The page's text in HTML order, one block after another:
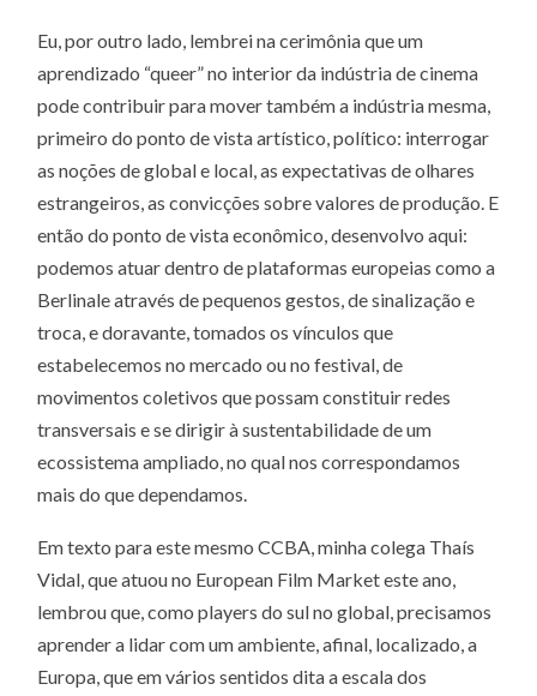
Eu, por outro lado, lembrei na cerimônia que um
aprendizado “queer” no interior da indústria de cinema
pode contribuir para mover também a indústria mesma,
primeiro do ponto de vista artístico, político: interrogar
as noções de global e local, as expectativas de olhares
estrangeiros, as convicções sobre valores de produção. E
então do ponto de vista econômico, desenvolvo aqui:
podemos atuar dentro de plataformas europeias como a
Berlinale através de pequenos gestos, de sinalização e
troca, e doravante, tomados os vínculos que
estabelecemos no mercado ou no festival, de
movimentos coletivos que possam constituir redes
transversais e se dirigir à sustentabilidade de um
ecossistema ampliado, no qual nos correspondamos
mais do que dependamos.
Em texto para este mesmo CCBA, minha colega Thaís
Vidal, que atuou no European Film Market este ano,
lembrou que, como players do sul no global, precisamos
aprender a lidar com um ambiente, afinal, localizado, a
Europa, que em vários sentidos dita a escala dos